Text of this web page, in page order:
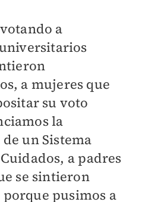
a
a mujeres que
su voto
la
un Sistema
a padres
se sintieron
pusimos a